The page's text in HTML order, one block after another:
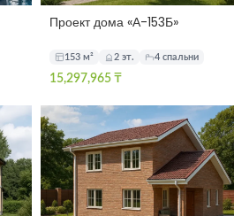
Проект дома «А-153Б»
153 м² 2 эт. 4 спальни
15,297,965 ₸